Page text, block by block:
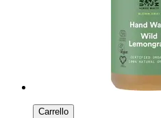
Carrello